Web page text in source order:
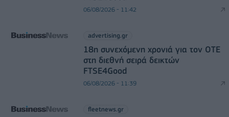
06/08/2026 - 11:42
advertising.gr
18η συνεχόμενη χρονιά για τον ΟΤΕ
στη διεθνή σειρά δεικτών
FTSE4Good
06/08/2026 - 11:39
fleetnews.gr